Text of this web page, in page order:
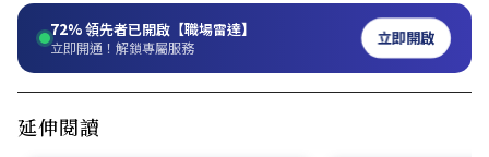
72%領先者已開啟【職場雷達】
立即開通！解鎖專屬服務 立即開啟
延伸閱讀